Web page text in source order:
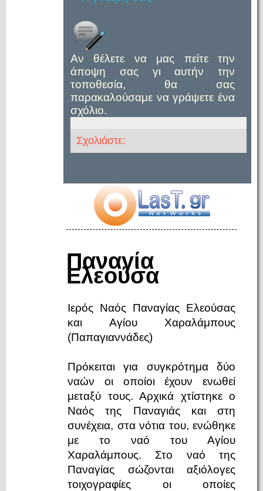
Αν θέλετε να μας πείτε την
άποψη σας γι αυτήν την
τοποθεσία, θα σας
παρακαλούσαμε να γράψετε ένα
σχόλιο.
Σχολιάστε:
Παναγία
Ελεούσα
Ιερός Ναός Παναγίας Ελεούσας
και Αγίου Χαραλάμπους
(Παπαγιαννάδες)
Πρόκειται για συγκρότημα δύο
ναών οι οποίοι έχουν ενωθεί
μεταξύ τους. Αρχικά χτίστηκε ο
Ναός της Παναγιάς και στη
συνέχεια, στα νότια του, ενώθηκε
με το ναό του Αγίου
Χαραλάμπους. Στο ναό της
Παναγίας σώζονται αξιόλογες
τοιχογραφίες οι οποίες